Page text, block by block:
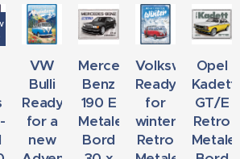
VW
Bulli
Ready
for a
new
Mercedes-
Benz
190 E
Metalen
Bord
Volkswagen
Ready
for
winter
Retro
Opel
Kadett
GT/E
Retro